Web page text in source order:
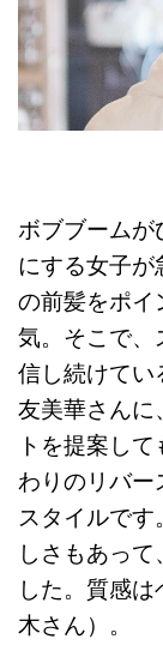
ボブブームが
にする女子
の前髪をポ
気。そこで
信し続けてい
友美華さん
トを提案し
わりのリバー
スタイルで
しさもあっ
した。質感
木さん）。